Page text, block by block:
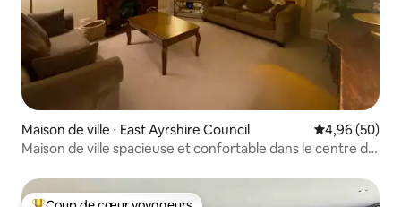
Maison de ville ⋅ East Ayrshire Council Évaluation
4,96 (50)
Maison de ville spacieuse et confortable dans le centre de